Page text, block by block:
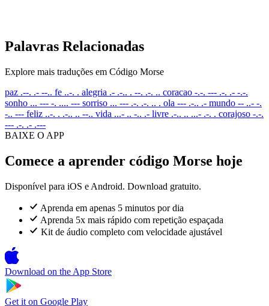
Palavras Relacionadas
Explore mais traduções em Código Morse
paz .--. .- --.. fe ..-. . alegria .- .-.. . --. .-. .. coracao -.-. --- .-. .- -.-.
sonho ... --- -. .... --- sorriso ... --- .-. .-. .. . ola --- .-.. .- mundo -- ..- -.
-.. --- feliz ..-. . .-.. .. --.. vida ...- .. -.. .- livre .-.. .. ...- .-. . corajoso -.-.
--- .-. .- .---
BAIXE O APP
Comece a aprender código Morse hoje
Disponível para iOS e Android. Download gratuito.
Aprenda em apenas 5 minutos por dia
Aprenda 5x mais rápido com repetição espaçada
Kit de áudio completo com velocidade ajustável
Download on the App Store
Get it on Google Play